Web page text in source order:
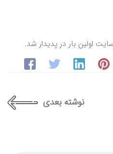
اولین بار در پدیدار شد.
نوشته بعدی